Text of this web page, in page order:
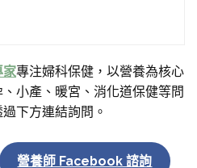
家專注婦科保健，以營養為核心
小產、暖宮、消化道保健等問
下方連結詢問。
營養師 Facebook 諮詢